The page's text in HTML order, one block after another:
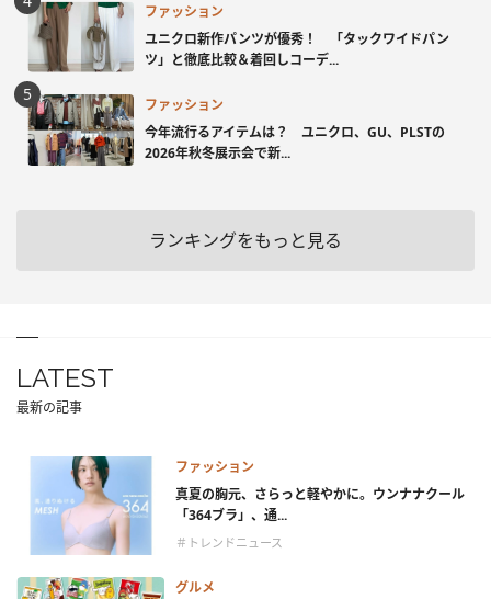
ファッション
ユニクロ新作パンツが優秀！ 「タックワイドパン
ツ」と徹底比較＆着回しコーデ...
ファッション
今年流行るアイテムは？ ユニクロ、GU、PLSTの
2026年秋冬展示会で新...
ランキングをもっと見る
LATEST
最新の記事
ファッション
真夏の胸元、さらっと軽やかに。ウンナナクール
「364ブラ」、通...
＃トレンドニュース
グルメ